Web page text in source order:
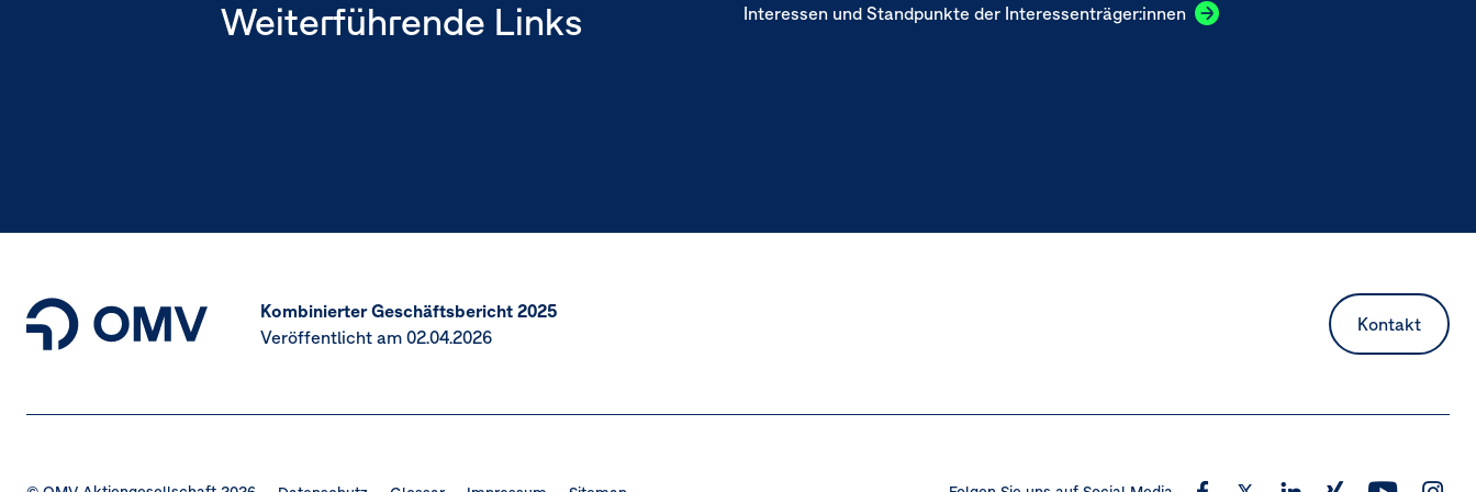
Weiterführende Links Interessen und Standpunkte der Interessenträger:innen
Kombinierter Geschäftsbericht 2025
Veröffentlicht am 02.04.2026
Kontakt